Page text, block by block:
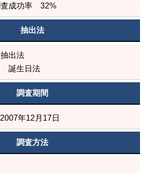
査成功率 32%
抽出法
出法
誕生日法
調査期間
年12月17日
調査方法